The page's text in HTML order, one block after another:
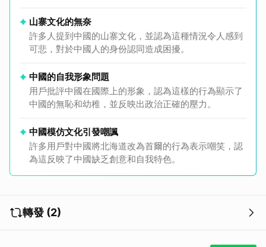
山寨文化的無奈
許多人提到中國的山寨文化，並認為這種情況令人感到
可悲，對於中國人的身份認同造成困擾。
中國的自我形象問題
用戶批評中國在國際上的形象，認為這樣的行為顯示了
中國的無恥和幼稚，並反映出政治正確的壓力。
中國模仿文化引發嘲諷
許多用戶對中國將北海道改為首爾的行為表示嘲笑，認
為這反映了中國缺乏創意和自我特色。
轉發 (2)